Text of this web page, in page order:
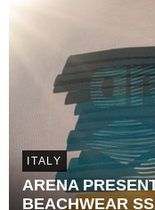
ITALY
ARENA
BEACHWEAR